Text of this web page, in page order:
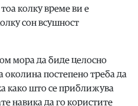
колку време ви е
сон всушност
мора да биде целосно
околина постепено треба да
како што се приближува
навика да го користите